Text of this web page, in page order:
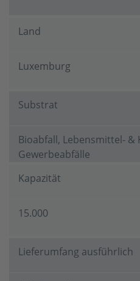
Land
Luxemburg
Substrat
Bioabfall, Lebensmittel- &
Gewerbeabfälle
Kapazität
15.000
Lieferumfang ausführlich